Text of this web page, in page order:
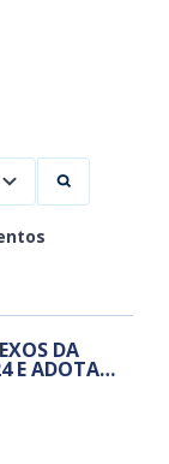
DA
E ADOTA